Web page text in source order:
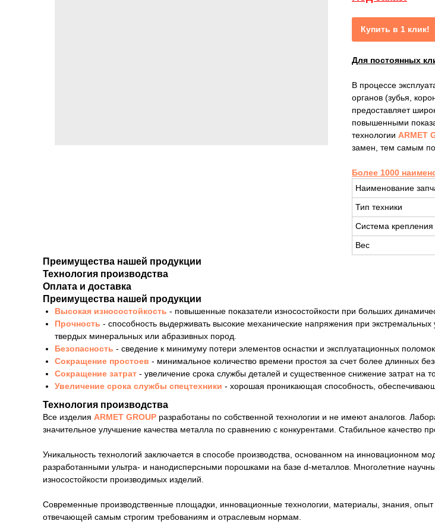
Купить в 1 клик!
Для постоянных
В процессе
органов (зубья,
предоставляет
повышенными
технологии ARMET
замен, тем самым
Более 1000
Наименование
Тип техники
Система крепления
Вес
Преимущества нашей продукции
Технология производства
Оплата и доставка
Преимущества нашей продукции
Высокая износостойкость - повышенные показатели износостойкости при больших
Прочность - способность выдерживать высокие механические напряжения при
твердых минеральных или абразивных пород.
Безопасность - сведение к минимуму потери элементов оснастки и эксплуатационных
Сокращение простоев - минимальное количество времени простоя за счет более длинных
Сокращение затрат - увеличение срока службы деталей и существенное снижение затрат на
Увеличение срока службы спецтехники - хорошая проникающая способность,
Технология производства
Все изделия ARMET GROUP разработаны по собственной технологии и не имеют аналогов.
значительное улучшение качества металла по сравнению с конкурентами. Стабильное качество
Уникальность технологий заключается в способе производства, основанном на инновационном
разработанными ультра- и нанодисперсными порошками на базе d-металлов. Многолетние
износостойкости производимых изделий.
Современные производственные площадки, инновационные технологии, материалы, знания, опыт
отвечающей самым строгим требованиям и отраслевым нормам.